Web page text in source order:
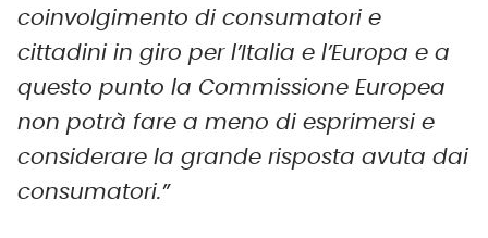
coinvolgimento di consumatori e
cittadini in giro per l’Italia e l’Europa e a
questo punto la Commissione Europea
non potrà fare a meno di esprimersi e
considerare la grande risposta avuta dai
consumatori.”